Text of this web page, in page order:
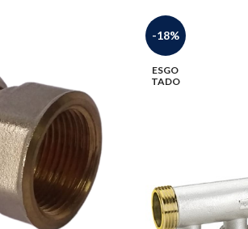
-18%
ESGO
TADO